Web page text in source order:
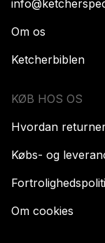
Om os
Ketcherbiblen
KØB HOS OS
Hvordan
Købs- og
Om cookies